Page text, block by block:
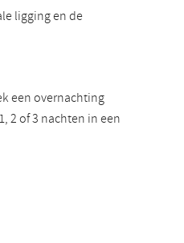
ligging en de
een overnachting
2 of 3 nachten in een